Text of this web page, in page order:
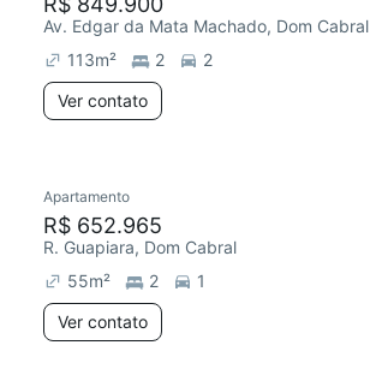
Av. Edgar da Mata Machado, Dom Cabral
113m² 2
2
Ver contato
Apartamento
R$ 652.965
R. Guapiara, Dom Cabral
55m² 2
1
Ver contato